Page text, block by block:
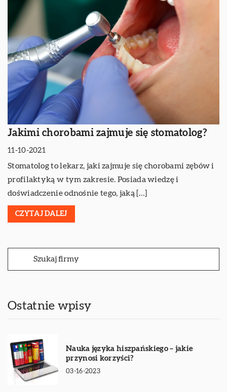
Jakimi chorobami zajmuje się stomatolog?
11-10-2021
Stomatolog to lekarz, jaki zajmuje się chorobami zębów i
profilaktyką w tym zakresie. Posiada wiedzę i
doświadczenie odnośnie tego, jaką […]
CZYTAJ DALEJ
Ostatnie wpisy
Nauka języka hiszpańskiego – jakie
przynosi korzyści?
03-16-2023